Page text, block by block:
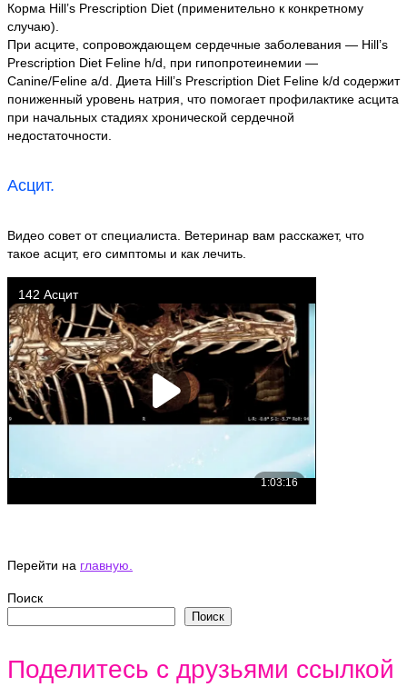
Корма Hill’s Рrescriрtion Diet (применительно к конкретному
случаю).
При асците, сопровождающем сердечные заболевания — Hill’s
Рrescriрtion Diet Feline h/d, при гипопротеинемии —
Canine/Feline a/d. Диета Hill’s Рrescriрtion Diet Feline k/d содержит
пониженный уровень натрия, что помогает профилактике асцита
при начальных стадиях хронической сердечной
недостаточности.
Асцит.
Видео совет от специалиста. Ветеринар вам расскажет, что
такое асцит, его симптомы и как лечить.
Перейти на главную.
Поиск
Поиск
Поделитесь с друзьями ссылкой